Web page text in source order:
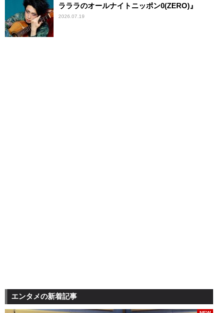
ラララのオールナイトニッポン0(ZERO)』
2026.07.19
エンタメの新着記事